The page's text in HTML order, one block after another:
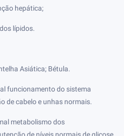
hepática;
lípidos.
Asiática; Bétula.
funcionamento do sistema
de cabelo e unhas normais.
metabolismo dos